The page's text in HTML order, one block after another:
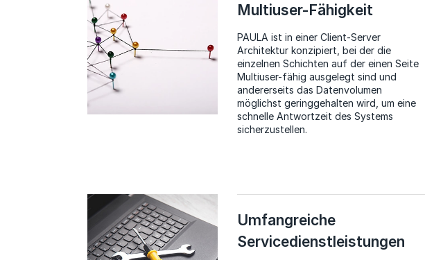
Multiuser-Fähigkeit
PAULA ist in einer Client-Server
Architektur konzipiert, bei der die
einzelnen Schichten auf der einen Seite
Multiuser-fähig ausgelegt sind und
andererseits das Datenvolumen
möglichst geringgehalten wird, um eine
schnelle Antwortzeit des Systems
sicherzustellen.
Umfangreiche
Servicedienstleistungen